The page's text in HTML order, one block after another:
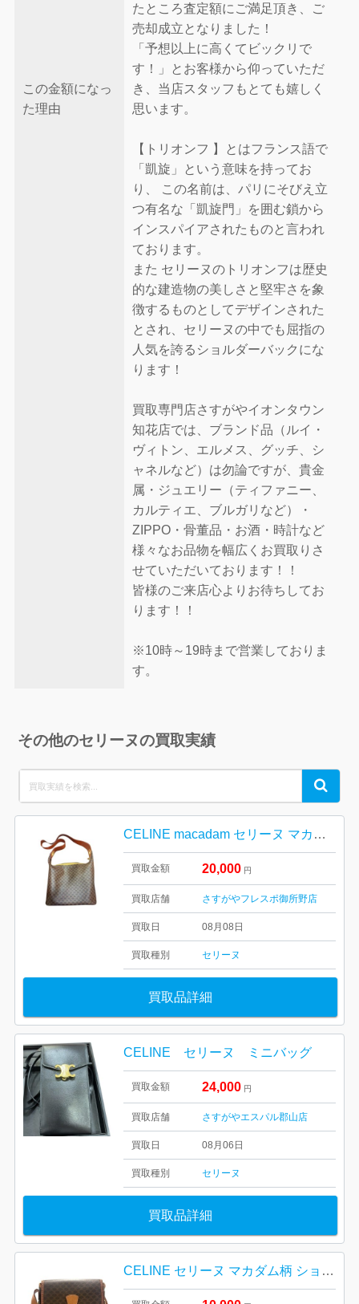
この金額になっ
た理由
たところ査定額にご満足頂き、ご
売却成立となりました！
「予想以上に高くてビックリで
す！」とお客様から仰っていただ
き、当店スタッフもとても嬉しく
思います。
【トリオンフ 】とはフランス語で
「凱旋」という意味を持ってお
り、 この名前は、パリにそびえ立
つ有名な「凱旋門」を囲む鎖から
インスパイアされたものと言われ
ております。
また セリーヌのトリオンフは歴史
的な建造物の美しさと堅牢さを象
徴するものとしてデザインされた
とされ、セリーヌの中でも屈指の
人気を誇るショルダーバックにな
ります！
買取専門店さすがやイオンタウン
知花店では、ブランド品（ルイ・
ヴィトン、エルメス、グッチ、シ
ャネルなど）は勿論ですが、貴金
属・ジュエリー（ティファニー、
カルティエ、ブルガリなど）・
ZIPPO・骨董品・お酒・時計など
様々なお品物を幅広くお買取りさ
せていただいております！！
皆様のご来店心よりお待ちしてお
ります！！
※10時～19時まで営業しておりま
す。
その他のセリーヌの買取実績
for:
Search
CELINE macadam セリーヌ マカダム柄 ワンショルダーバッグ
買取金額 20,000 円
買取店舗 さすがやフレスポ御所野店
買取日 08月08日
買取種別 セリーヌ
買取品詳細
CELINE セリーヌ ミニバッグ
買取金額 24,000 円
買取店舗 さすがやエスパル郡山店
買取日 08月06日
買取種別 セリーヌ
買取品詳細
CELINE セリーヌ マカダム柄 ショルダーバッグ｜前橋市元総社町